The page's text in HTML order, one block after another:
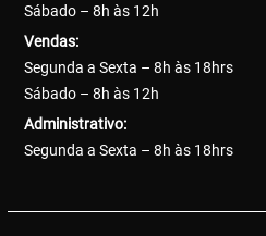
Sábado – 8h às 12h
Vendas:
Segunda a Sexta – 8h às 18hrs
Sábado – 8h às 12h
Administrativo:
Segunda a Sexta – 8h às 18hrs